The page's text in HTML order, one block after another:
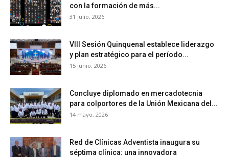
con la formación de más...
31 julio, 2026
VIII Sesión Quinquenal establece liderazgo
y plan estratégico para el período...
15 junio, 2026
Concluye diplomado en mercadotecnia
para colportores de la Unión Mexicana del...
14 mayo, 2026
Red de Clínicas Adventista inaugura su
séptima clínica: una innovadora